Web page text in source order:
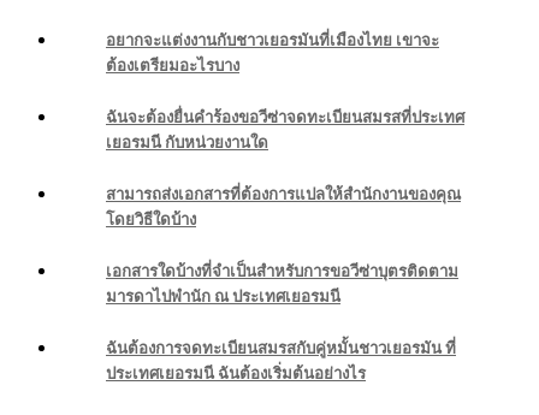
อยากจะแต่งงานกับชาวเยอรมันที่เมืองไทย เขาจะ
ต้องเตรียมอะไรบาง
ฉันจะต้องยื่นคำร้องขอวีซ่าจดทะเบียนสมรสที่ประเทศ
เยอรมนี กับหน่วยงานใด
สามารถส่งเอกสารที่ต้องการแปลให้สำนักงานของคุณ
โดยวิธีใดบ้าง
เอกสารใดบ้างที่จำเป็นสำหรับการขอวีซ่าบุตรติดตาม
มารดาไปพำนัก ณ ประเทศเยอรมนี
ฉันต้องการจดทะเบียนสมรสกับคู่หมั้นชาวเยอรมัน ที่
ประเทศเยอรมนี ฉันต้องเริ่มต้นอย่างไร